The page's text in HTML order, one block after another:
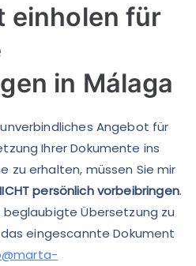
einholen für
in Málaga
Angebot für
Ihrer Dokumente ins
zu erhalten, müssen Sie mir
persönlich vorbeibringen.
Übersetzung zu
eingescannte Dokument